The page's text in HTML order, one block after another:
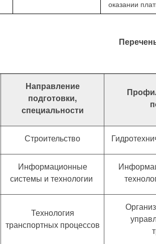
оказании
Направление
подготовки,
специальности
Строительство
Информационные
системы и технологии
Технология
транспортных процессов